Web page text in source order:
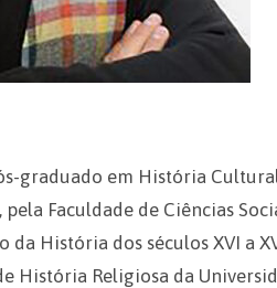
graduado em História
Faculdade de Ciências
História dos séculos XVI a
História Religiosa da